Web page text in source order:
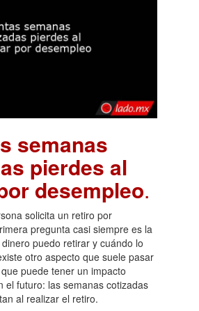
semanas
pierdes al
desempleo.
solicita un retiro por
pregunta casi siempre es la
puedo retirar y cuándo lo
otro aspecto que suele pasar
puede tener un impacto
el futuro: las semanas cotizadas
al realizar el retiro.